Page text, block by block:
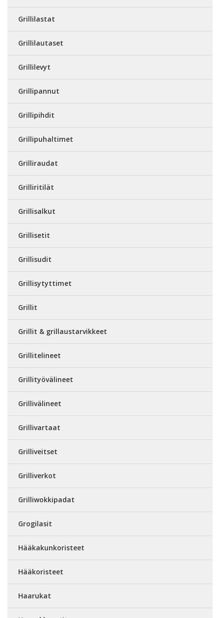
Grillilastat
Grillilautaset
Grillilevyt
Grillipannut
Grillipihdit
Grillipuhaltimet
Grilliraudat
Grilliritilät
Grillisalkut
Grillisetit
Grillisudit
Grillisytyttimet
Grillit
Grillit & grillaustarvikkeet
Grillitelineet
Grillityövälineet
Grillivälineet
Grillivartaat
Grilliveitset
Grilliverkot
Grilliwokkipadat
Grogilasit
Hääkakunkoristeet
Hääkoristeet
Haarukat